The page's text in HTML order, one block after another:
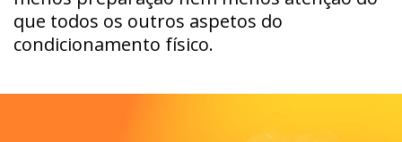
que todos os outros aspetos do
condicionamento físico.